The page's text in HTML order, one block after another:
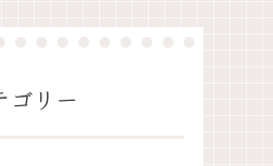
ゴリー